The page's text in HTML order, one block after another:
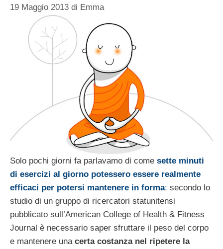
19 Maggio 2013 di Emma
Solo pochi giorni fa parlavamo di come sette minuti
di esercizi al giorno potessero essere realmente
efficaci per potersi mantenere in forma: secondo lo
studio di un gruppo di ricercatori statunitensi
pubblicato sull’American College of Health & Fitness
Journal è necessario saper sfruttare il peso del corpo
e mantenere una certa costanza nel ripetere la